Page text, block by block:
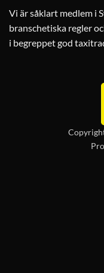
Vi är såklart medlem i
branschetiska regler
i begreppet god